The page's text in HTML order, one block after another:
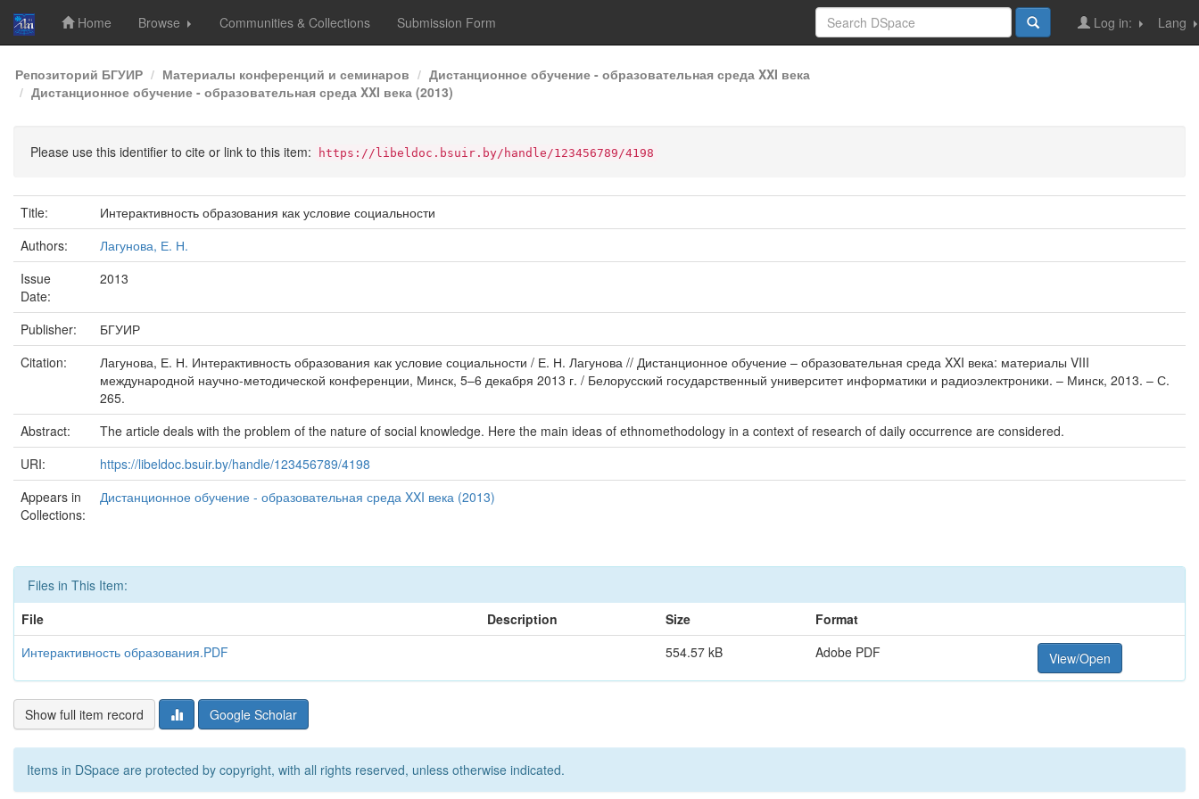
Skip
navigation
Home Browse Communities & Collections Submission Form Lang
Log in:
Репозиторий БГУИР Материалы конференций и семинаров
Дистанционное обучение - образовательная среда XXI века
Дистанционное обучение - образовательная среда XXI века (2013)
Please use this identifier to cite or link to this item: https://libeldoc.bsuir.by/handle/123456789/4198
Title:
Интерактивность образования как условие социальности
Authors:
Лагунова, Е. Н.
Issue
Date:
2013
Publisher:
БГУИР
Citation:
Лагунова, Е. Н. Интерактивность образования как условие социальности / Е. Н. Лагунова // Дистанционное обучение – образовательная среда XXI века: материалы VIII
международной научно-методической конференции, Минск, 5–6 декабря 2013 г. / Белорусский государственный университет информатики и радиоэлектроники. – Минск, 2013. – С.
265.
Abstract:
The article deals with the problem of the nature of social knowledge. Here the main ideas of ethnomethodology in a context of research of daily occurrence are considered.
URI:
https://libeldoc.bsuir.by/handle/123456789/4198
Appears in
Collections:
Дистанционное обучение - образовательная среда XXI века (2013)
Files in This Item:
File
Description Size
Format
Интерактивность образования.PDF
554.57 kB Adobe PDF View/Open
Show full item record Google Scholar
Items in DSpace are protected by copyright, with all rights reserved, unless otherwise indicated.